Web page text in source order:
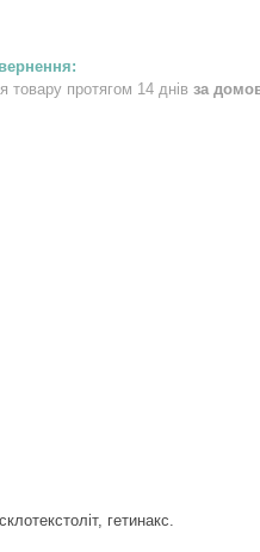
товару протягом 14 днів за
гетинакс.